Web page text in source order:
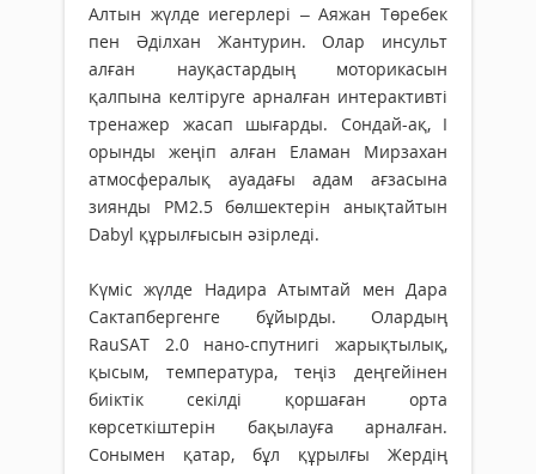
Алтын жүлде иегерлері – Аяжан Төребек
пен Әділхан Жантурин. Олар инсульт
алған науқастардың моторикасын
қалпына келтіруге арналған интерактивті
тренажер жасап шығарды. Сондай-ақ, І
орынды жеңіп алған Еламан Мирзахан
атмосфералық ауадағы адам ағзасына
зиянды PM2.5 бөлшектерін анықтайтын
Dabyl құрылғысын әзірледі.
Күміс жүлде Надира Атымтай мен Дара
Сактапбергенге бұйырды. Олардың
RauSAT 2.0 нано-спутнигі жарықтылық,
қысым, температура, теңіз деңгейінен
биіктік секілді қоршаған орта
көрсеткіштерін бақылауға арналған.
Сонымен қатар, бұл құрылғы Жердің